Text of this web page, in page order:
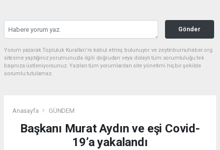
Gönder
Yorum yazarak Topluluk Kuralları’nı kabul etmiş bulunuyor ve zeytinburnuhaber.org
sitesine yaptığınız yorumunuzla ilgili doğrudan veya dolaylı tüm sorumluluğu tek
başınıza üstleniyorsunuz. Yazılan tüm yorumlardan site yönetimi hiçbir şekilde
sorumlu tutulamaz.
Anasayfa GÜNDEM
Başkanı Murat Aydın ve eşi Covid-
19’a yakalandı